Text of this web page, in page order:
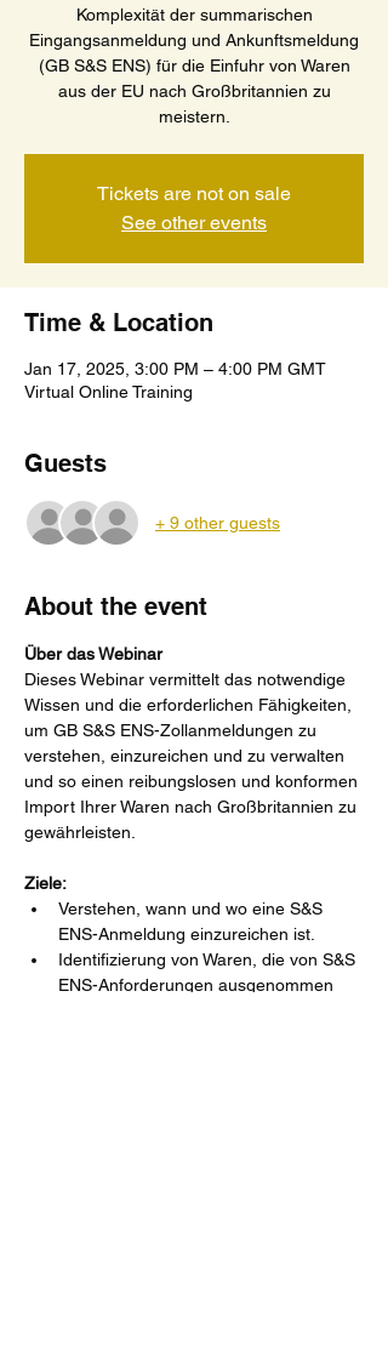
Komplexität der summarischen
Eingangsanmeldung und Ankunftsmeldung
(GB S&S ENS) für die Einfuhr von Waren
aus der EU nach Großbritannien zu
meistern.
Tickets are not on sale
See other events
Time & Location
Jan 17, 2025, 3:00 PM – 4:00 PM GMT
Virtual Online Training
Guests
+ 9 other guests
About the event
Über das Webinar
Dieses Webinar vermittelt das notwendige
Wissen und die erforderlichen Fähigkeiten,
um GB S&S ENS-Zollanmeldungen zu
verstehen, einzureichen und zu verwalten
und so einen reibungslosen und konformen
Import Ihrer Waren nach Großbritannien zu
gewährleisten.
Ziele:
Verstehen, wann und wo eine S&S
ENS-Anmeldung einzureichen ist.
Identifizierung von Waren, die von S&S
ENS-Anforderungen ausgenommen